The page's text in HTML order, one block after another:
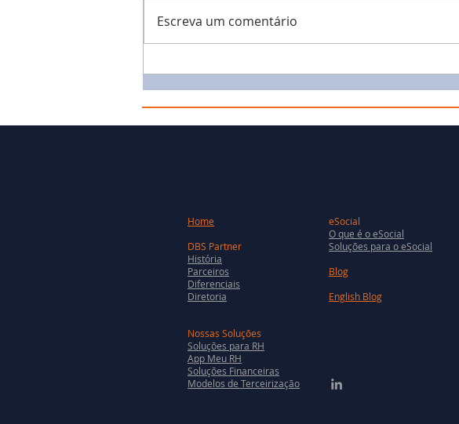
Escreva um comentário
Home
DBS Partner
História
Parceiros
Diferenciais
Diretoria
eSocial
O que é o eSocial
Soluções para o eSocial
Blog
English Blog
Nossas Soluções
Soluções para RH
App Meu RH
Soluções Financeiras
Modelos de Terceirização